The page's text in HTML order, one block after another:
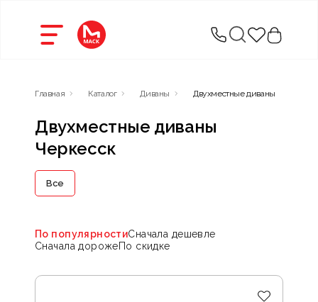
Главная Каталог Диваны Двухместные диваны
Двухместные диваны
Черкесск
Все
По популярностиСначала дешевле
Сначала дорожеПо скидке